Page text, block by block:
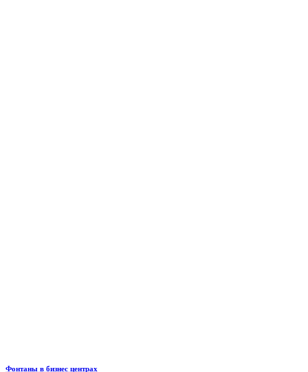
Фонтаны в бизнес центрах